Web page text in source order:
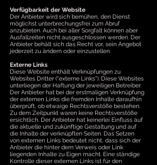
Verfügbarkeit der Website
Der Anbieter wird sich bemühen, den Dienst
möglichst unterbrechungsfrei zum Abruf
anzubieten. Auch bei aller Sorgfalt können aber
Ausfallzeiten nicht ausgeschlossen werden. Der
Anbieter behält sich das Recht vor, sein Angebot
jederzeit zu ändern oder einzustellen.
Externe Links
Diese Website enthält Verknüpfungen zu
Websites Dritter ("externe Links"). Diese Websites
unterliegen der Haftung der jeweiligen Betreiber.
Der Anbieter hat bei der erstmaligen Verknüpfung
der externen Links die fremden Inhalte daraufhin
überprüft, ob etwaige Rechtsverstöße bestehen.
Zu dem Zeitpunkt waren keine Rechtsverstöße
ersichtlich. Der Anbieter hat keinerlei Einfluss auf
die aktuelle und zukünftige Gestaltung und auf
die Inhalte der verknüpften Seiten. Das Setzen
von externen Links bedeutet nicht, dass sich der
Anbieter die hinter dem Verweis oder Link
liegenden Inhalte zu Eigen macht. Eine ständige
Kontrolle dieser externen Links ist für den